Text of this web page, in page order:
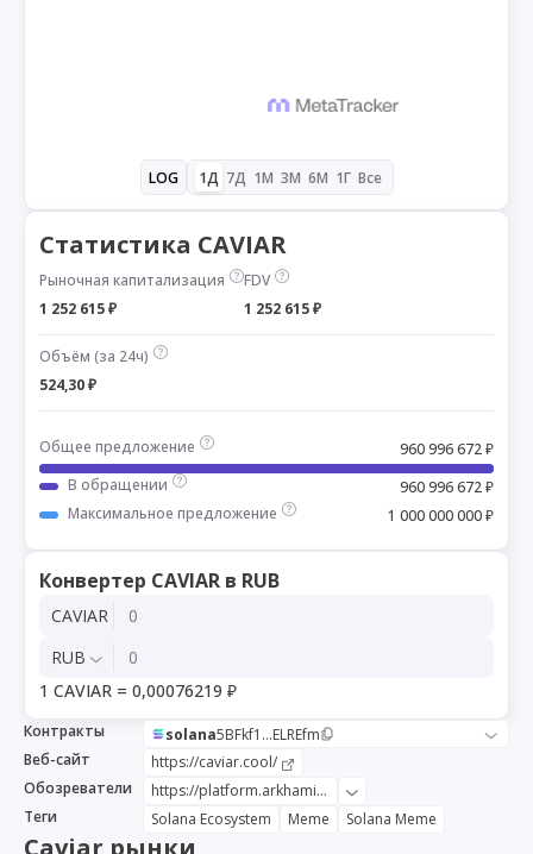
LOG 1Д 7Д 1М 3М 6М 1Г Все
Статистика CAVIAR
Рыночная капитализация
1 252 615 ₽
FDV
1 252 615 ₽
Объём (за 24ч)
524,30 ₽
Общее предложение
960 996 672 ₽
В обращении
960 996 672 ₽
Максимальное предложение
1 000 000 000 ₽
Конвертер CAVIAR в RUB
CAVIAR
RUB
1 CAVIAR = 0,00076219 ₽
Контракты solana5BFkf1...ELREfm
Веб-сайт
https://caviar.cool/
Обозреватели
https://platform.arkhamintelligence.com/explorer/token/caviar-meme
Теги
Solana Ecosystem Meme Solana Meme
Caviar рынки